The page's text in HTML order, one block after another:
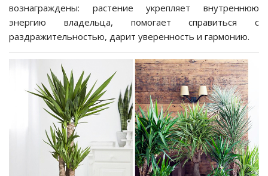
вознаграждены: растение укрепляет внутреннюю
энергию владельца, помогает справиться с
раздражительностью, дарит уверенность и гармонию.